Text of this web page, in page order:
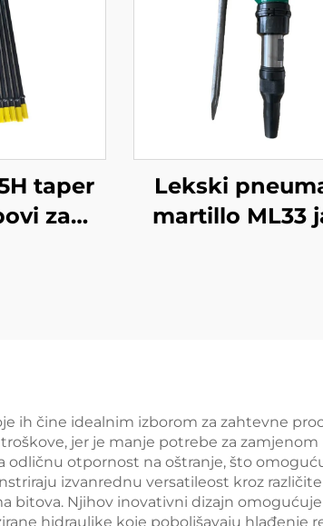
taper
za
Lekski
martillo ML33
ih čine idealnim izborom za zahtevne
jer je manje potrebe za
otpornost na oštranje, što
izvanrednu versatileost kroz
Njihov inovativni dizajn
hidraulike koje poboljšavaju hlađenje